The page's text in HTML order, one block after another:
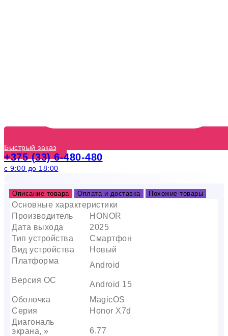
Быстрый заказ
+375 (33) 6-480-480
с 9:00 до 18:00
Описание товара Оплата и доставка Похожие товары
Основные характеристики
Производитель
HONOR
Дата выхода
2025
Тип устройства
Смартфон
Вид устройства
Новый
Платформа
Android
Версия ОС
Android 15
Оболочка
MagicOS
Серия
Honor X7d
Диагональ
экрана, »
6.77